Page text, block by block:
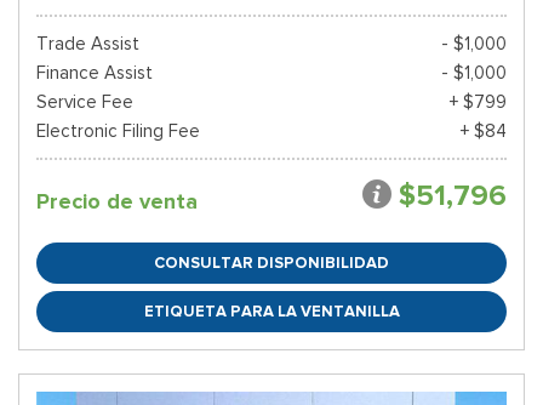
Trade Assist
- $1,000
Finance Assist
- $1,000
Service Fee
+ $799
Electronic Filing Fee
+ $84
Precio de venta $51,796
CONSULTAR DISPONIBILIDAD
ETIQUETA PARA LA VENTANILLA